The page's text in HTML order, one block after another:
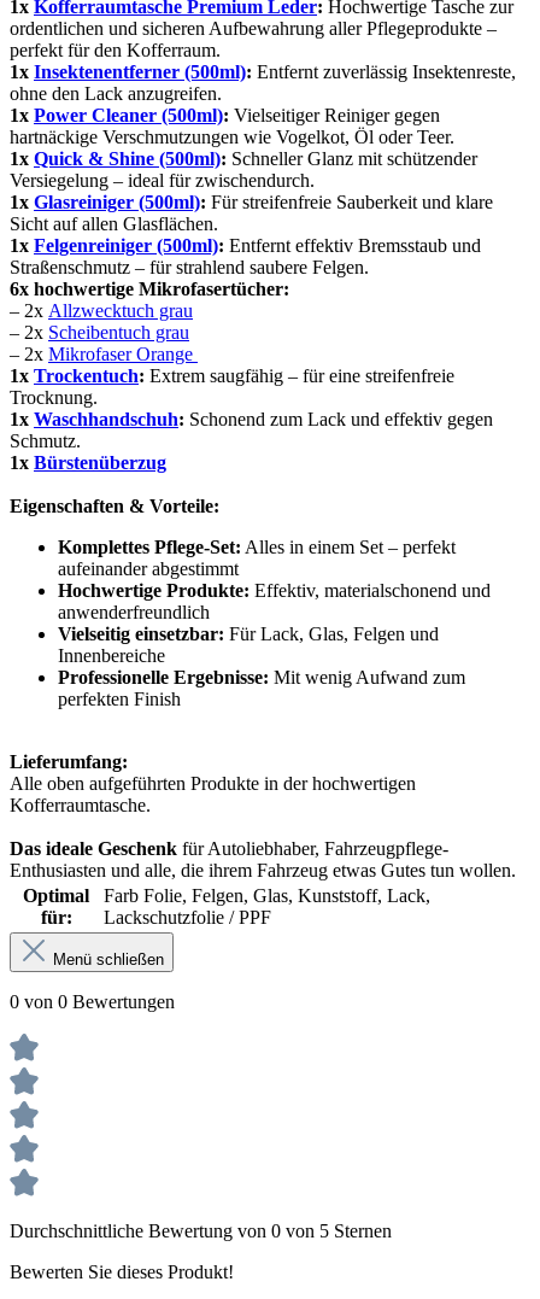
1x Kofferraumtasche Premium Leder: Hochwertige Tasche zur
ordentlichen und sicheren Aufbewahrung aller Pflegeprodukte –
perfekt für den Kofferraum.
1x Insektenentferner (500ml): Entfernt zuverlässig Insektenreste,
ohne den Lack anzugreifen.
1x Power Cleaner (500ml): Vielseitiger Reiniger gegen
hartnäckige Verschmutzungen wie Vogelkot, Öl oder Teer.
1x Quick & Shine (500ml): Schneller Glanz mit schützender
Versiegelung – ideal für zwischendurch.
1x Glasreiniger (500ml): Für streifenfreie Sauberkeit und klare
Sicht auf allen Glasflächen.
1x Felgenreiniger (500ml): Entfernt effektiv Bremsstaub und
Straßenschmutz – für strahlend saubere Felgen.
6x hochwertige Mikrofasertücher:
– 2x Allzwecktuch grau
– 2x Scheibentuch grau
– 2x Mikrofaser Orange
1x Trockentuch: Extrem saugfähig – für eine streifenfreie
Trocknung.
1x Waschhandschuh: Schonend zum Lack und effektiv gegen
Schmutz.
1x Bürstenüberzug
Eigenschaften & Vorteile:
Komplettes Pflege-Set: Alles in einem Set – perfekt
aufeinander abgestimmt
Hochwertige Produkte: Effektiv, materialschonend und
anwenderfreundlich
Vielseitig einsetzbar: Für Lack, Glas, Felgen und
Innenbereiche
Professionelle Ergebnisse: Mit wenig Aufwand zum
perfekten Finish
Lieferumfang:
Alle oben aufgeführten Produkte in der hochwertigen
Kofferraumtasche.
Das ideale Geschenk für Autoliebhaber, Fahrzeugpflege-
Enthusiasten und alle, die ihrem Fahrzeug etwas Gutes tun wollen.
Optimal
für:
Farb Folie, Felgen, Glas, Kunststoff, Lack,
Lackschutzfolie / PPF
Menü schließen
0 von 0 Bewertungen
Durchschnittliche Bewertung von 0 von 5 Sternen
Bewerten Sie dieses Produkt!